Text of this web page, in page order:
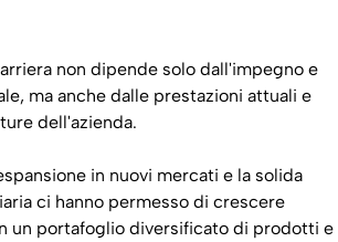
non dipende solo dall'impegno e
ma anche dalle prestazioni attuali e
dell'azienda.
in nuovi mercati e la solida
ci hanno permesso di crescere
un portafoglio diversificato di prodotti e